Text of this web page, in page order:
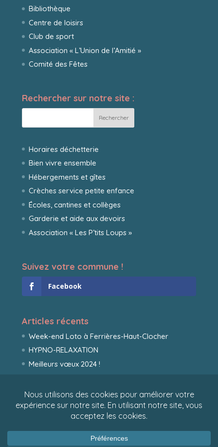
Bibliothèque
Centre de loisirs
Club de sport
Association « L’Union de l’Amitié »
Comité des Fêtes
Rechercher sur notre site :
Horaires déchetterie
Bien vivre ensemble
Hébergements et gîtes
Crèches service petite enfance
Écoles, cantines et collèges
Garderie et aide aux devoirs
Association « Les P’tits Loups »
Suivez votre commune !
Facebook
Articles récents
Week-end Loto à Ferrières-Haut-Clocher
HYPNO-RELAXATION
Meilleurs vœux 2024 !
photo du village de Ferrières-Haut-Clocher Sinh